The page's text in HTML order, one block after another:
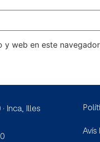
web en este
Inca, Illes
Avís